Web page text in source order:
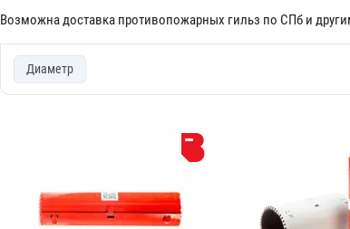
Возможна доставка противопожарных гильз по СПб и
Диаметр